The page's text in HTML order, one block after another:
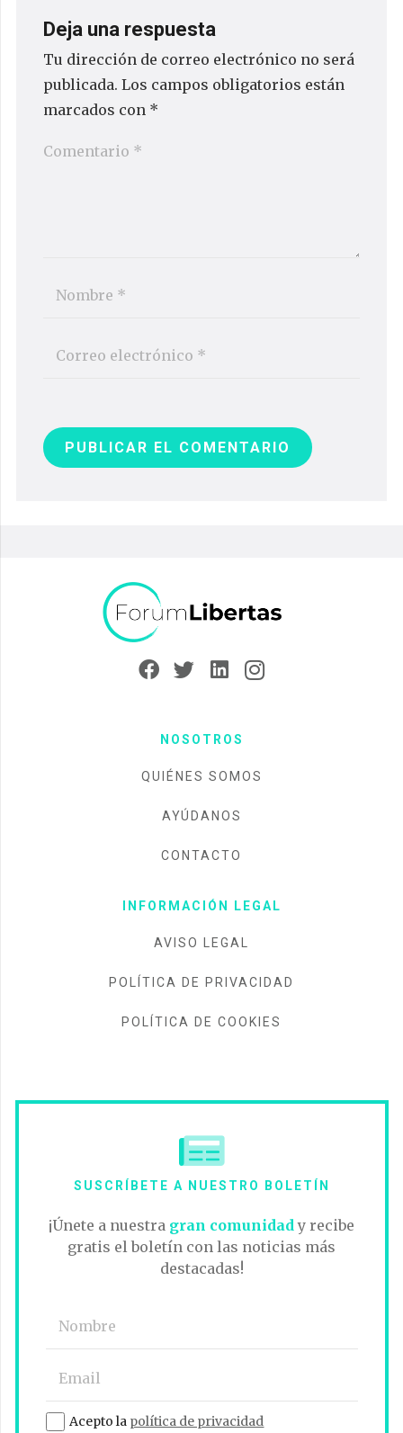
Deja una respuesta
Tu dirección de correo electrónico no será
publicada. Los campos obligatorios están
marcados con *
PUBLICAR EL COMENTARIO
NOSOTROS
QUIÉNES SOMOS
AYÚDANOS
CONTACTO
INFORMACIÓN LEGAL
AVISO LEGAL
POLÍTICA DE PRIVACIDAD
POLÍTICA DE COOKIES
SUSCRÍBETE A NUESTRO BOLETÍN
¡Únete a nuestra gran comunidad y recibe
gratis el boletín con las noticias más
destacadas!
Acepto la política de privacidad